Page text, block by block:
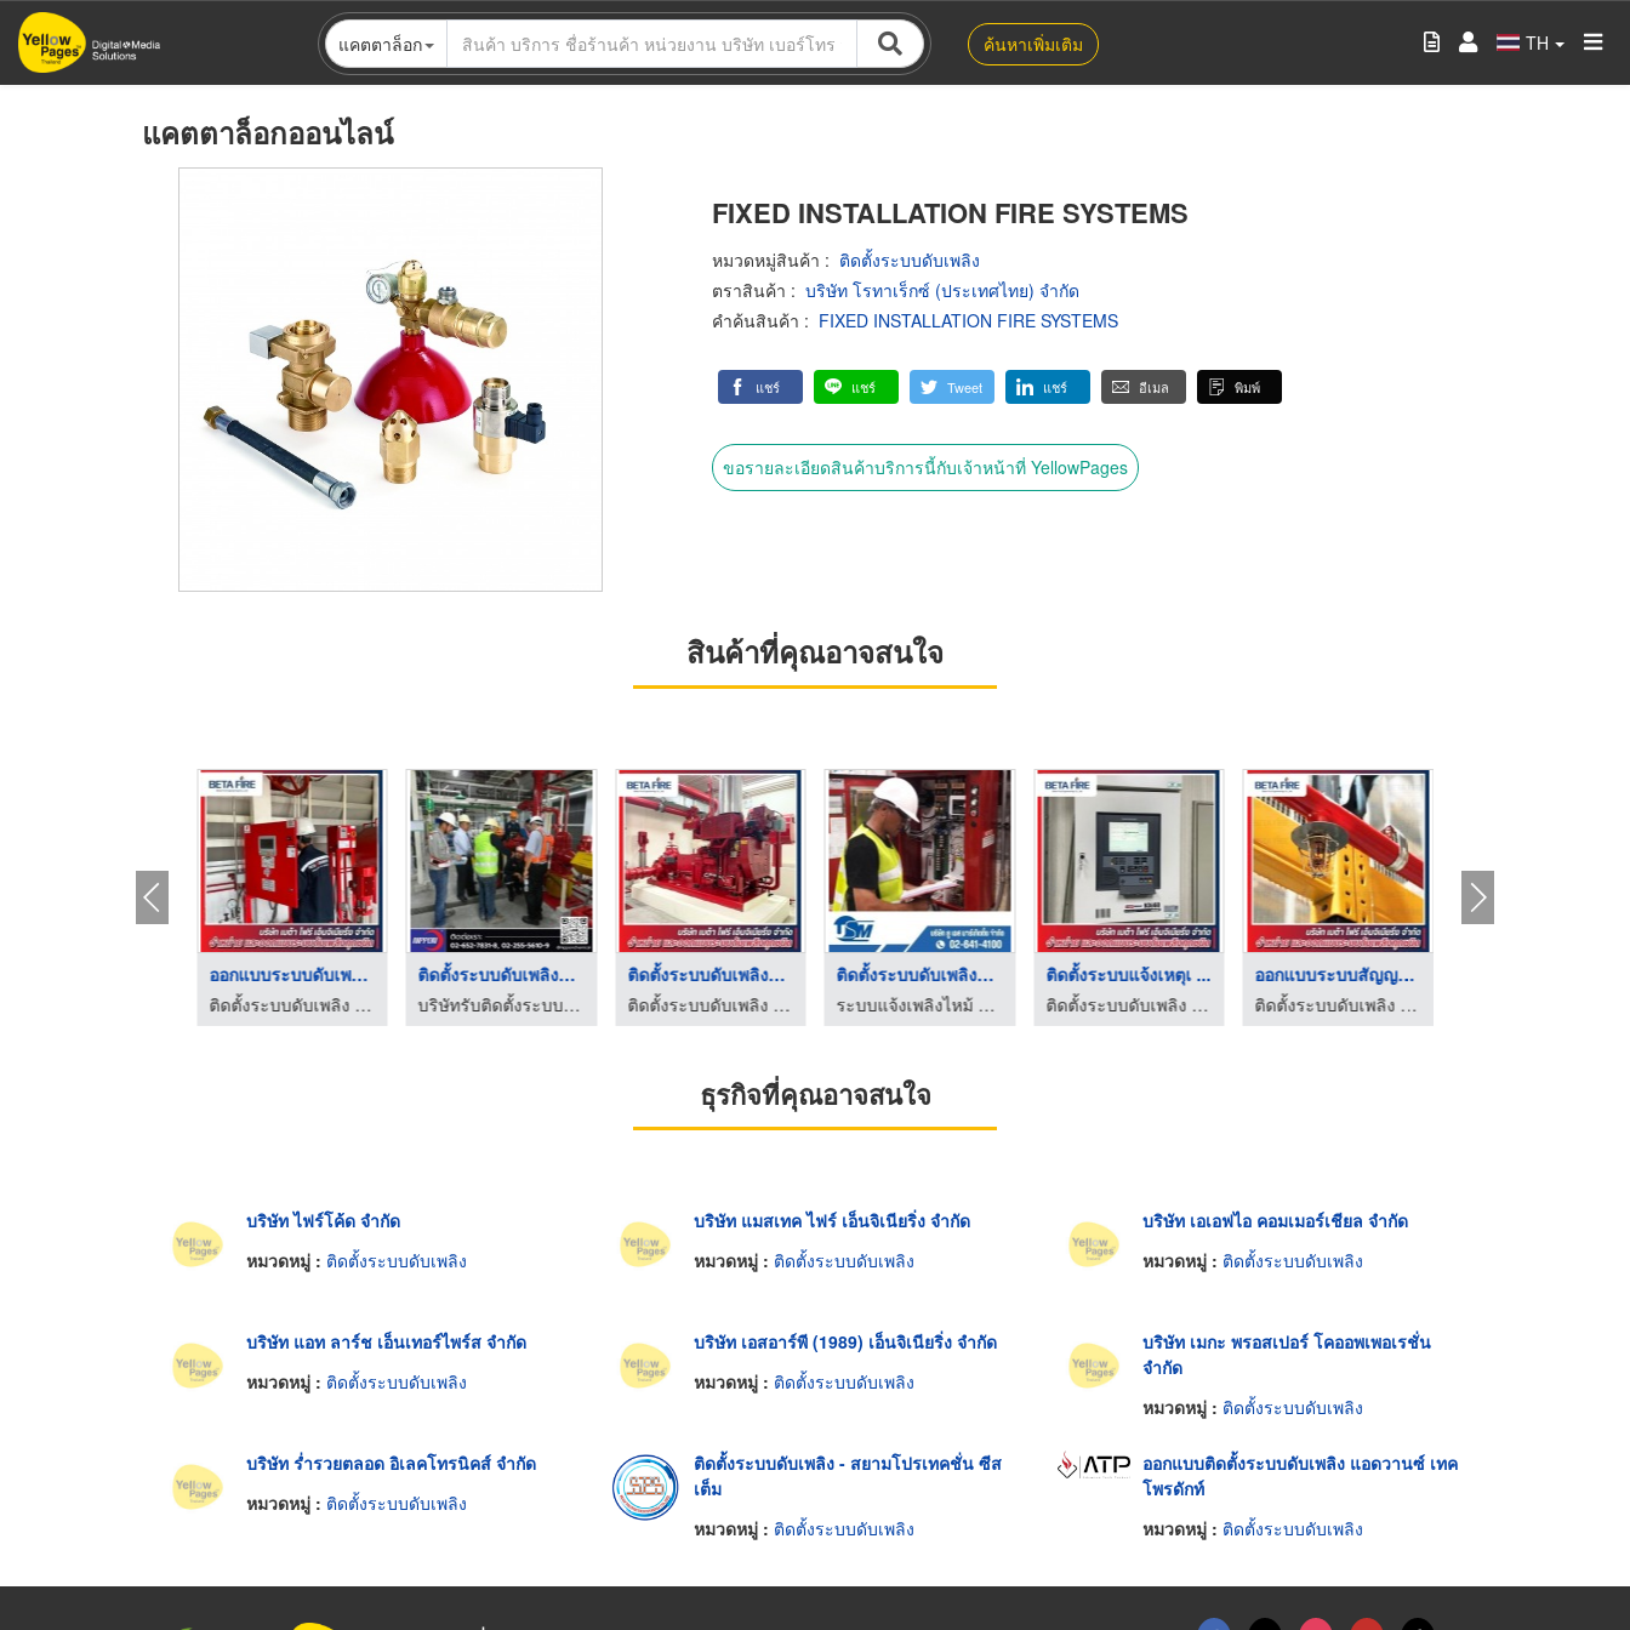
ข้าม
ไป
แคตตาล็อก ค้นหาเพิ่มเติม TH
แคตตาล็อกออนไลน์
FIXED INSTALLATION FIRE SYSTEMS
หมวดหมู่สินค้า : ติดตั้งระบบดับเพลิง
ตราสินค้า : บริษัท โรทาเร็กซ์ (ประเทศไทย) จำกัด
คำค้นสินค้า : FIXED INSTALLATION FIRE SYSTEMS
แชร์ แชร์ Tweet แชร์ อีเมล พิมพ์
ขอรายละเอียดสินค้าบริการนี้กับเจ้าหน้าที่ YellowPages
สินค้าที่คุณอาจสนใจ
ออกแบบระบบดับเพลิงโร ...
ติดตั้งระบบดับเพลิง Fire Alarm Fire Protection Beta Fire Engineering
ติดตั้งระบบดับเพลิงอ ...
บริษัทรับติดตั้งระบบดับเพลิง - นิปปอน
ติดตั้งระบบดับเพลิงโ ...
ติดตั้งระบบดับเพลิง Fire Alarm Fire Protection Beta Fire Engineering
ติดตั้งระบบดับเพลิงโ ...
ระบบแจ้งเพลิงไหม้ ยู เอส มาร์เก็ตติ้ง
ติดตั้งระบบแจ้งเหตุเ ...
ติดตั้งระบบดับเพลิง Fire Alarm Fire Protection Beta Fire Engineering
ออกแบบระบบสัญญาณแจ้ง ...
ติดตั้งระบบดับเพลิง Fire Alarm Fire Protection Beta Fire Engineering
ธุรกิจที่คุณอาจสนใจ
บริษัท ไฟร์โค้ด จำกัด
หมวดหมู่ : ติดตั้งระบบดับเพลิง
บริษัท แมสเทค ไฟร์ เอ็นจิเนียริ่ง จำกัด
หมวดหมู่ : ติดตั้งระบบดับเพลิง
บริษัท เอเอฟไอ คอมเมอร์เชียล จำกัด
หมวดหมู่ : ติดตั้งระบบดับเพลิง
บริษัท แอท ลาร์ช เอ็นเทอร์ไพร์ส จำกัด
หมวดหมู่ : ติดตั้งระบบดับเพลิง
บริษัท เอสอาร์พี (1989) เอ็นจิเนียริ่ง จำกัด
หมวดหมู่ : ติดตั้งระบบดับเพลิง
บริษัท เมกะ พรอสเปอร์ โคออพเพอเรชั่น
จำกัด
หมวดหมู่ : ติดตั้งระบบดับเพลิง
บริษัท ร่ำรวยตลอด อิเลคโทรนิคส์ จำกัด
หมวดหมู่ : ติดตั้งระบบดับเพลิง
ติดตั้งระบบดับเพลิง - สยามโปรเทคชั่น ซีส
เต็ม
หมวดหมู่ : ติดตั้งระบบดับเพลิง
ออกแบบติดตั้งระบบดับเพลิง แอดวานซ์ เทค
โพรดักท์
หมวดหมู่ : ติดตั้งระบบดับเพลิง